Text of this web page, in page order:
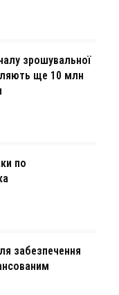
зрошувальної
ще 10 млн
по
забезпечення